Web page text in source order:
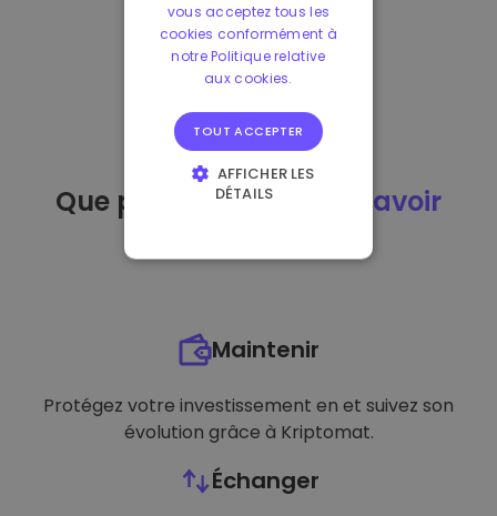
Que puis-je faire
après avoir
Maintenir
Protégez votre investissement en et suivez son
évolution grâce à Kriptomat.
Échanger
vous acceptez tous les
cookies conformément à
notre Politique relative
aux cookies.
TOUT ACCEPTER
AFFICHER LES
DÉTAILS
FONCTIONNALITÉ